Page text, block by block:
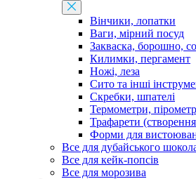
Вінчики, лопатки
Ваги, мірний посуд
Закваска, борошно,
Килимки, пергамент
Ножі, леза
Сито та інші
Скребки, шпателі
Термометри,
Трафарети (створення
Форми для
Все для дубайського
Все для кейк-попсів
Все для морозива